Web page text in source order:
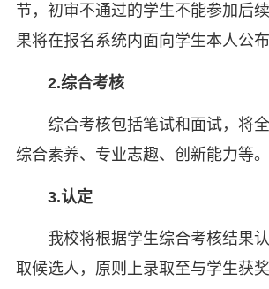
节，初审不通过的学生不能参加后
果将在报名系统内面向学生本人公布
2.综合考核
综合考核包括笔试和面试，将
综合素养、专业志趣、创新能力等。
3.认定
我校将根据学生综合考核结果
取候选人，原则上录取至与学生获